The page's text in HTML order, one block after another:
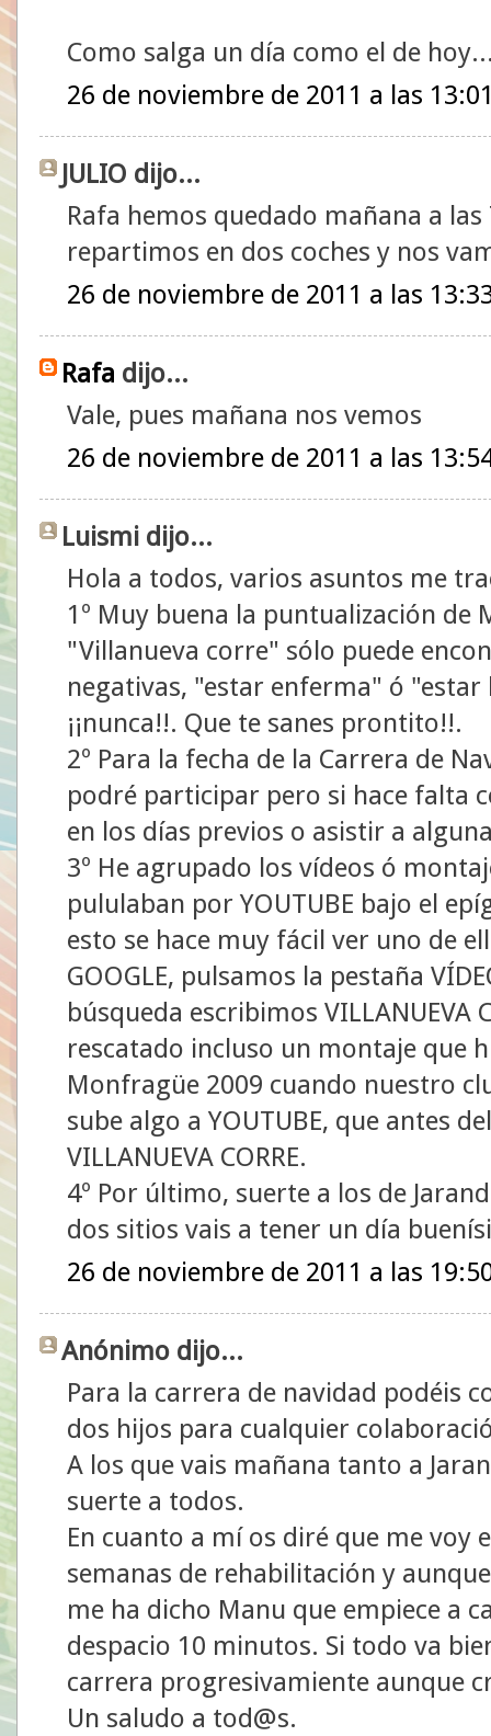
Como salga un día como el de
26 de noviembre de 2011 a las
JULIO dijo...
Rafa hemos quedado mañana a
repartimos en dos coches y nos
26 de noviembre de 2011 a las
Rafa dijo...
Vale, pues mañana nos vemos
26 de noviembre de 2011 a las
Luismi dijo...
Hola a todos, varios asuntos me
1º Muy buena la puntualización de
"Villanueva corre" sólo puede
negativas, "estar enferma" ó
¡¡nunca!!. Que te sanes prontito!!.
2º Para la fecha de la Carrera de
podré participar pero si hace falta
en los días previos o asistir a
3º He agrupado los vídeos ó
pululaban por YOUTUBE bajo el
esto se hace muy fácil ver uno de
GOOGLE, pulsamos la pestaña
búsqueda escribimos VILLANUEVA
rescatado incluso un montaje que
Monfragüe 2009 cuando nuestro
sube algo a YOUTUBE, que antes
VILLANUEVA CORRE.
4º Por último, suerte a los de
dos sitios vais a tener un día
26 de noviembre de 2011 a las
Anónimo dijo...
Para la carrera de navidad podéis
dos hijos para cualquier
A los que vais mañana tanto a
suerte a todos.
En cuanto a mí os diré que me voy
semanas de rehabilitación y
me ha dicho Manu que empiece a
despacio 10 minutos. Si todo va
carrera progresivamiente aunque
Un saludo a tod@s.